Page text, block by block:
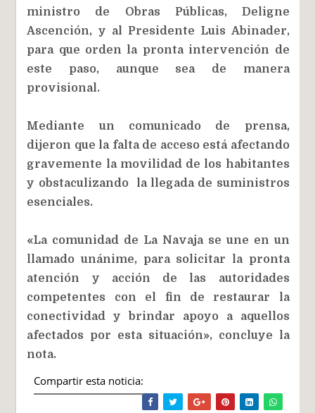
ministro de Obras Públicas, Deligne
Ascención, y al Presidente Luis Abinader,
para que orden la pronta intervención de
este paso, aunque sea de manera
provisional.
Mediante un comunicado de prensa,
dijeron que la falta de acceso está afectando
gravemente la movilidad de los habitantes
y obstaculizando la llegada de suministros
esenciales.
«La comunidad de La Navaja se une en un
llamado unánime, para solicitar la pronta
atención y acción de las autoridades
competentes con el fin de restaurar la
conectividad y brindar apoyo a aquellos
afectados por esta situación», concluye la
nota.
Compartir esta noticia: